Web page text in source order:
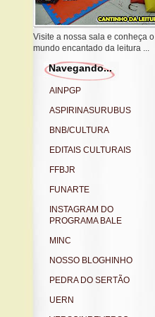
Visite a nossa sala e conheça o
mundo encantado da leitura ...
Navegando...
AINPGP
ASPIRINASURUBUS
BNB/CULTURA
EDITAIS CULTURAIS
FFBJR
FUNARTE
INSTAGRAM DO
PROGRAMA BALE
MINC
NOSSO BLOGHINHO
PEDRA DO SERTÃO
UERN